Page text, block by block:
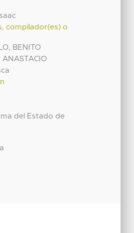
compilador(es) o
BENITO
ANASTACIO
del Estado de